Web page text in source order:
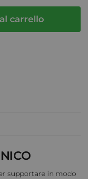
carrello
supportare in modo